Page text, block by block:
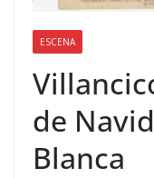
ESCENA
de
Blanca